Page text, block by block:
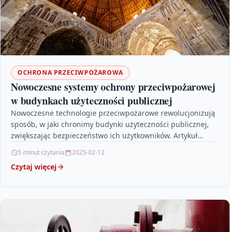
OCHRONA PRZECIWPOŻAROWA
Nowoczesne systemy ochrony przeciwpożarowej
w budynkach użyteczności publicznej
Nowoczesne technologie przeciwpożarowe rewolucjonizują
sposób, w jaki chronimy budynki użyteczności publicznej,
zwiększając bezpieczeństwo ich użytkowników. Artykuł
czujniki, systemy…
5 minut czytania 2025-02-12
Czytaj więcej